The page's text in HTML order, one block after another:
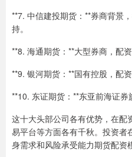
**7. 中信建投期货：**券商背景
持。
**8. 海通期货：**大型券商，配资
**9. 银河期货：**国有控股，配资
**10. 东证期货：**东亚前海证券
这十大头部公司各有优势，在配
易平台等方面各有千秋。投资者
身需求和风险承受能力期货配资